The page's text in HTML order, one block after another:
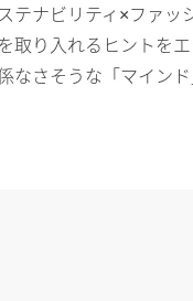
テナビリティ×ファッ
取り入れるヒントを
なさそうな「マイン